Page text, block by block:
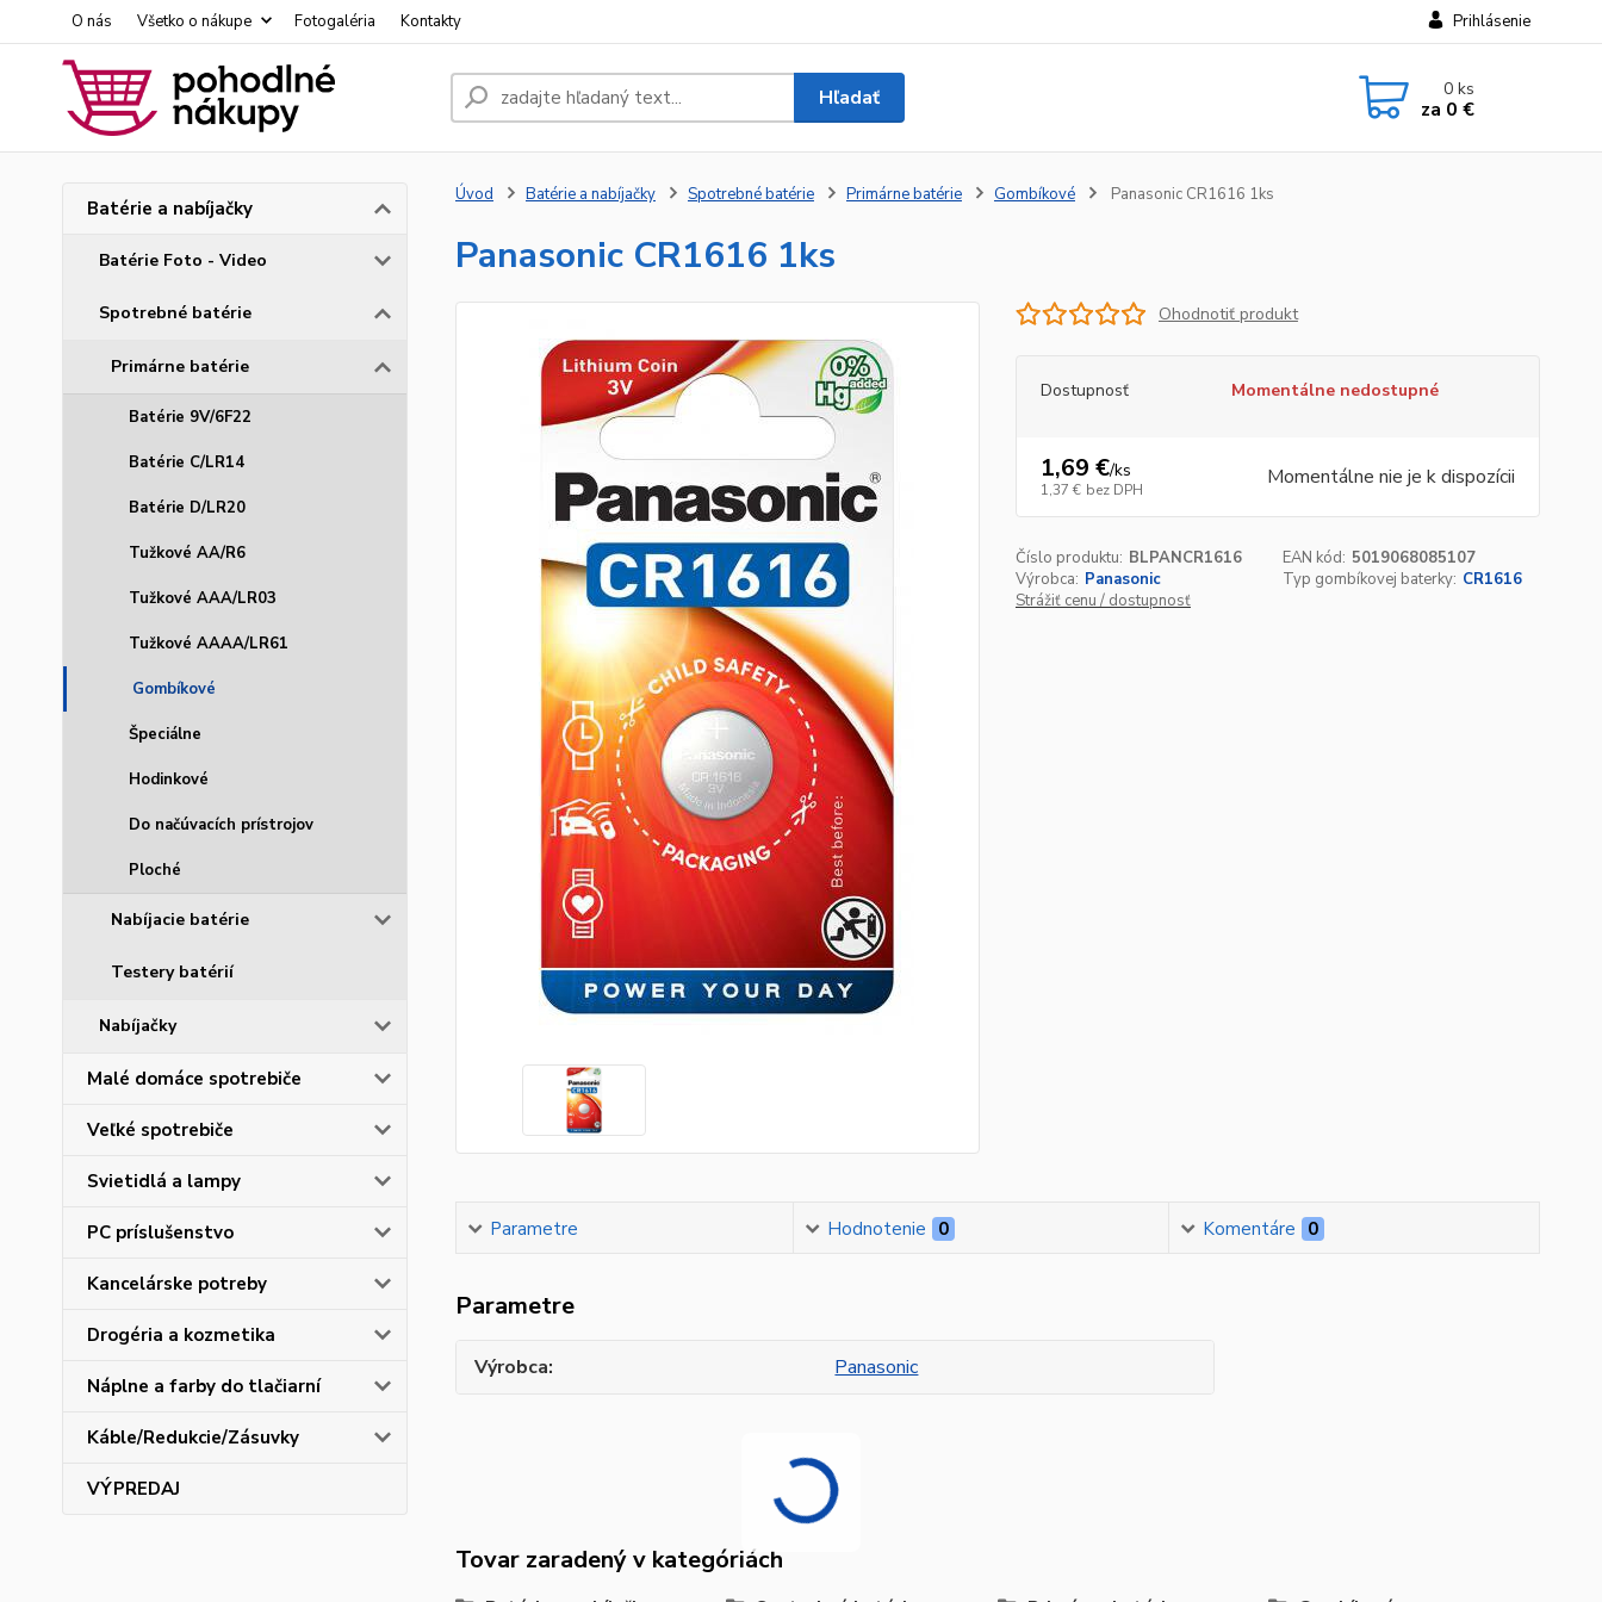
O nás Všetko o nákupe Fotogaléria Kontakty Prihlásenie
Hľadať 0ks
za 0 €
Batérie a nabíjačky
Batérie Foto - Video
Spotrebné batérie
Primárne batérie
Batérie 9V/6F22
Batérie C/LR14
Batérie D/LR20
Tužkové AA/R6
Tužkové AAA/LR03
Tužkové AAAA/LR61
Gombíkové
Špeciálne
Hodinkové
Do načúvacích prístrojov
Ploché
Nabíjacie batérie
Testery batérií
Nabíjačky
Malé domáce spotrebiče
Veľké spotrebiče
Svietidlá a lampy
PC príslušenstvo
Kancelárske potreby
Drogéria a kozmetika
Náplne a farby do tlačiarní
Káble/Redukcie/Zásuvky
VÝPREDAJ
Úvod Batérie a nabíjačky Spotrebné batérie Primárne batérie Gombíkové Panasonic CR1616 1ks
Panasonic CR1616 1ks
Ohodnotiť produkt
Dostupnosť Momentálne nedostupné
1,69 €/ks
1,37 € bez DPH Momentálne nie je k dispozícii
Číslo produktu: BLPANCR1616 EAN kód: 5019068085107
Výrobca: Panasonic Typ gombíkovej baterky: CR1616
Strážiť cenu / dostupnosť
Parametre Hodnotenie 0 Komentáre 0
Parametre
Výrobca Panasonic
Tovar zaradený v kategóriách